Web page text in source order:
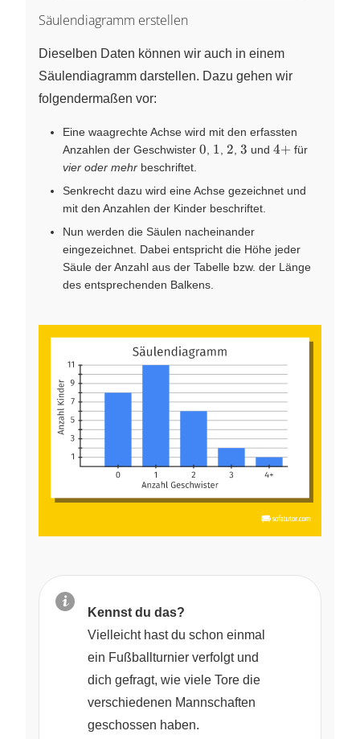
Säulendiagramm erstellen
Dieselben Daten können wir auch in einem
Säulendiagramm darstellen. Dazu gehen wir
folgendermaßen vor:
Eine waagrechte Achse wird mit den erfassten
Anzahlen der Geschwister 0
0, 1
1, 2
2, 3
3 und 4+
4+ für
vier oder mehr beschriftet.
Senkrecht dazu wird eine Achse gezeichnet und
mit den Anzahlen der Kinder beschriftet.
Nun werden die Säulen nacheinander
eingezeichnet. Dabei entspricht die Höhe jeder
Säule der Anzahl aus der Tabelle bzw. der Länge
des entsprechenden Balkens.
Kennst du das?
Vielleicht hast du schon einmal
ein Fußballturnier verfolgt und
dich gefragt, wie viele Tore die
verschiedenen Mannschaften
geschossen haben.